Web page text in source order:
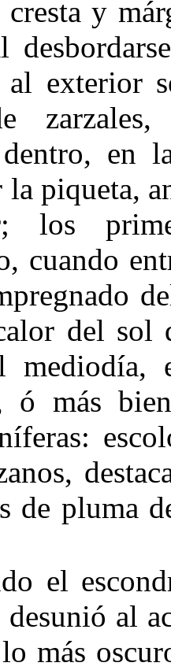
y
exterior
en
la piqueta,
los
cuando
del sol
mediodía,
ó más
de pluma
el
desunió al
más